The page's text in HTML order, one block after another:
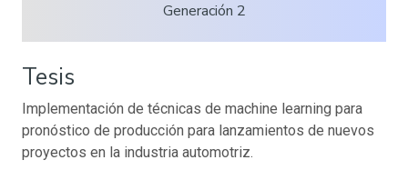
Generación 2
Tesis
Implementación de técnicas de machine learning para
pronóstico de producción para lanzamientos de nuevos
proyectos en la industria automotriz.